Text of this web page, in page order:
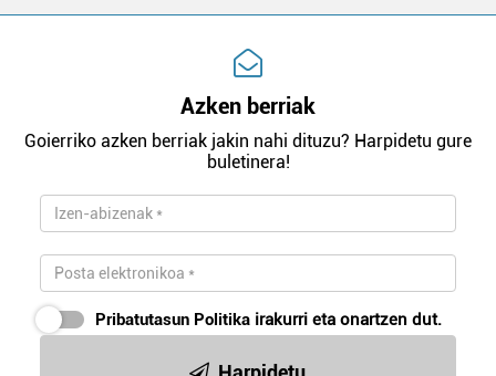
Azken berriak
Goierriko azken berriak jakin nahi dituzu? Harpidetu gure
buletinera!
Pribatutasun Politika irakurri eta onartzen dut.